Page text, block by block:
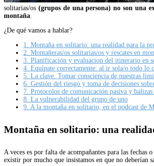
solitarias/os (grupos de una persona) no son una
montaña.
¿De qué vamos a hablar?
1. Montaña en solitario: una realidad para la
2. Montañeras/os solitarias/os y rescates en
3. Planificación y evaluacion del itinerario en
4. Equípate correctamente: al ir sola/o todo lo
5. La clave. Tomar consciencia de nuestras
6. Gestión del riesgo y toma de decisiones
7. Protocolos de comunicación pasiva y
8. La vulnerabilidad del grupo de uno
9. A la montaña en solitario, en el podcast de
Montaña en solitario: una
A veces es por falta de acompañantes para las
existir por mucho que insistamos en que no deberían